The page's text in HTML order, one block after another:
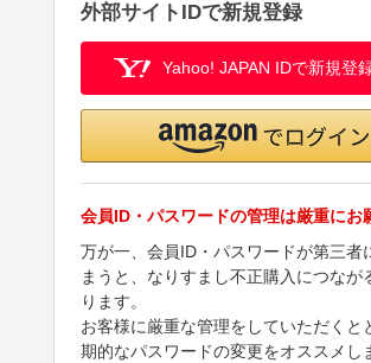
外部サイトIDで新規登録
Yahoo! JAPAN IDで新規登
会員ID・パスワードの管理は厳重にお
万が一、会員ID・パスワードが第三者
まうと、なりすまし不正購入につなが
ります。
お客様に厳重な管理をしていただくと
期的なパスワードの変更をオススメし